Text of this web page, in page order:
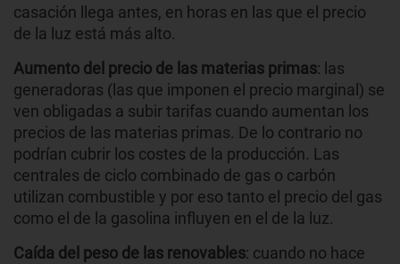
casación llega antes, en horas en las que el precio
de la luz está más alto.
Aumento del precio de las materias primas: las
generadoras (las que imponen el precio marginal) se
ven obligadas a subir tarifas cuando aumentan los
precios de las materias primas. De lo contrario no
podrían cubrir los costes de la producción. Las
centrales de ciclo combinado de gas o carbón
utilizan combustible y por eso tanto el precio del gas
como el de la gasolina influyen en el de la luz.
Caída del peso de las renovables: cuando no hace